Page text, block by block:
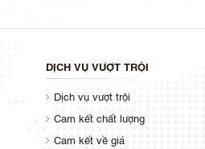
DỊCH VỤ VƯỢT TRỘI
Dịch vụ vượt trội
Cam kết chất lượng
Cam kết về giá